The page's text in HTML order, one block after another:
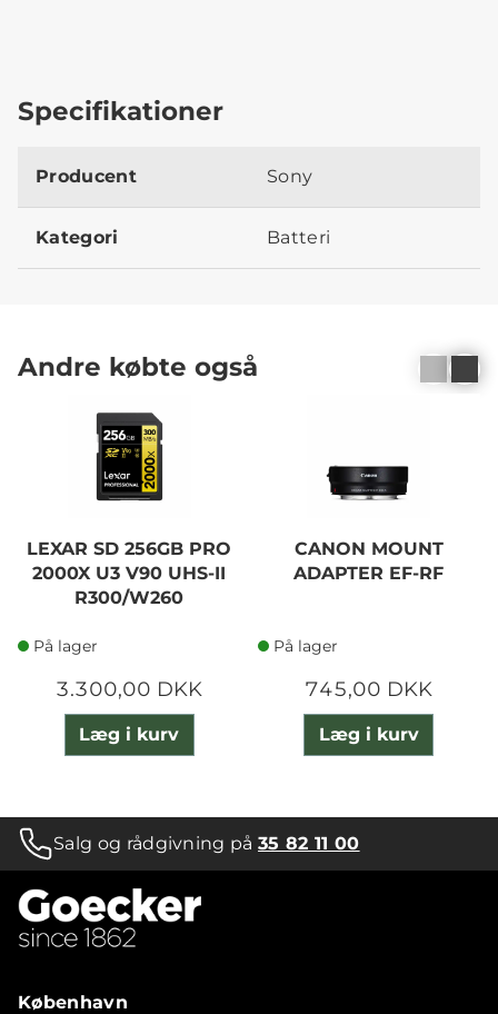
Specifikationer
Producent Sony
Kategori Batteri
Andre købte også
LEXAR SD 256GB PRO
2000X U3 V90 UHS-II
R300/W260
På lager
3.300,00 DKK
Læg i kurv
CANON MOUNT
ADAPTER EF-RF
På lager
745,00 DKK
Læg i kurv
Salg og rådgivning på35 82 11 00
København